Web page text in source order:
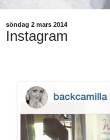
söndag 2 mars 2014
Instagram